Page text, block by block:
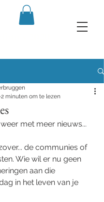
2 minuten om te lezen
met meer nieuws...
de communies of
Wie wil er nu geen
aan die
in het leven van je